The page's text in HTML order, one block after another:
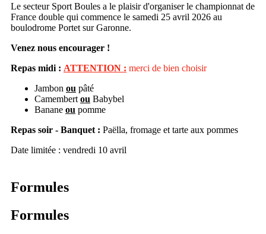
Le secteur Sport Boules a le plaisir d'organiser le championnat de
France double qui commence le samedi 25 avril 2026 au
boulodrome Portet sur Garonne.
Venez nous encourager !
Repas midi : ATTENTION : merci de bien choisir
Jambon ou pâté
Camembert ou Babybel
Banane ou pomme
Repas soir - Banquet : Paëlla, fromage et tarte aux pommes
Date limitée : vendredi 10 avril
Formules
Formules